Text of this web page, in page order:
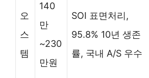
오
스
템
140
만
~230
만원
SOI 표면처리,
95.8% 10년 생존
률, 국내 A/S 우수